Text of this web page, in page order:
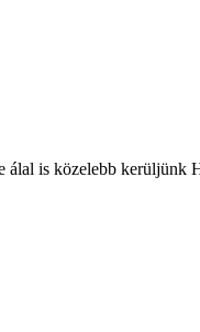
is közelebb kerüljünk